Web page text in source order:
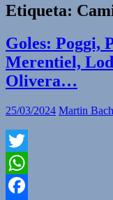
Etiqueta:
Goles: Poggi,
Merentiel,
Olivera…
25/03/2024 Martin
Twitter
WhatsApp